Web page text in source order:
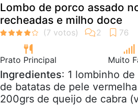
Lombo de porco assado
recheadas e milho doce
Prato Principal Muito
Ingredientes: 1 lombinho
de batatas de pele
200grs de queijo de cabra